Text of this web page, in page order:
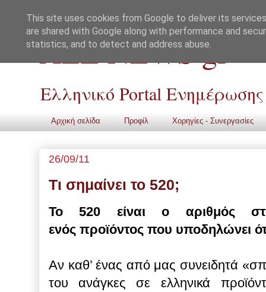
ALL NEWS gr
Ελληνικό Portal Ενημέρωσης
Αρχική σελίδα Προφίλ Χορηγίες - Συνεργασίες
26/09/11
Τι σημαίνει το 520;
Το 520 είναι ο αριθμός
ενός προϊόντος που υποδηλώνει
Αν καθ’ ένας από μας συνειδητά
του ανάγκες σε ελληνικά
This site uses cookies from Google to deliver its
are shared with Google along with performance and
statistics, and to detect and address abuse.